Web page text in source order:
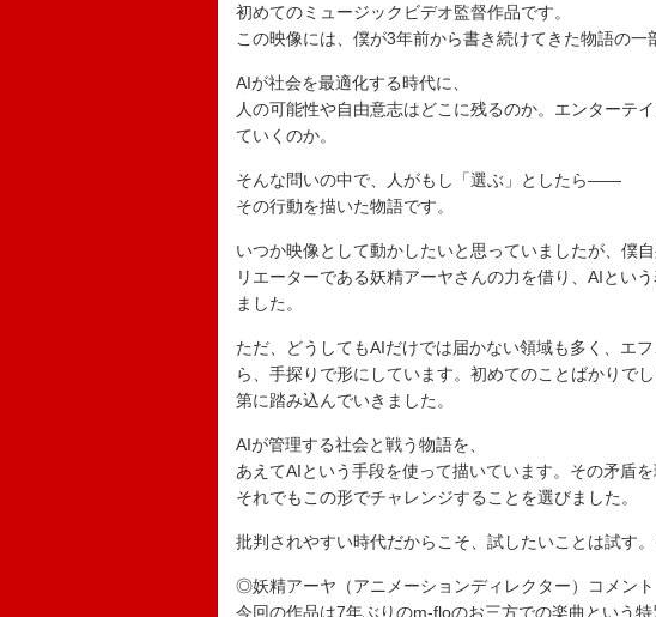
初めてのミュージックビデオ監督作品です。
この映像には、僕が3年前から書き続けてきた物語の一
AIが社会を最適化する時代に、
人の可能性や自由意志はどこに残るのか。エンターテ
ていくのか。
そんな問いの中で、人がもし「選ぶ」としたら――
その行動を描いた物語です。
いつか映像として動かしたいと思っていましたが、僕
リエーターである妖精アーヤさんの力を借り、AIとい
ました。
ただ、どうしてもAIだけでは届かない領域も多く、エ
ら、手探りで形にしています。初めてのことばかりで
第に踏み込んでいきました。
AIが管理する社会と戦う物語を、
あえてAIという手段を使って描いています。その矛盾を
それでもこの形でチャレンジすることを選びました。
批判されやすい時代だからこそ、試したいことは試す
◎妖精アーヤ（アニメーションディレクター）コメント
今回の作品は7年ぶりのm-floのお三方での楽曲という